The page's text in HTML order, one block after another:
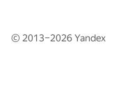
© 2013–2026Yandex